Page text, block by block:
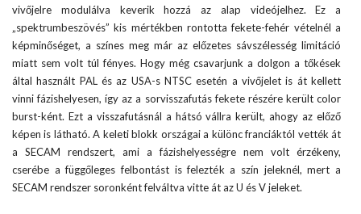
vivőjelre modulálva keverik hozzá az alap videójelhez. Ez a
„spektrumbeszövés” kis mértékben rontotta fekete-fehér vételnél a
képminőséget, a színes meg már az előzetes sávszélesség limitáció
miatt sem volt túl fényes. Hogy még csavarjunk a dolgon a tőkések
által használt PAL és az USA-s NTSC esetén a vivőjelet is át kellett
vinni fázishelyesen, így az a sorvisszafutás fekete részére került color
burst-ként. Ezt a visszafutásnál a hátsó vállra került, ahogy az előző
képen is látható. A keleti blokk országai a különc franciáktól vették át
a SECAM rendszert, ami a fázishelyességre nem volt érzékeny,
cserébe a függőleges felbontást is felezték a szín jeleknél, mert a
SECAM rendszer soronként felváltva vitte át az U és V jeleket.